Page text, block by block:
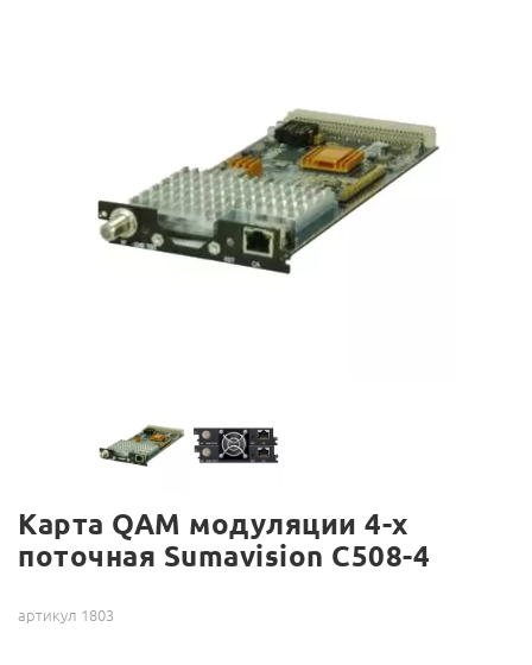
Карта QAM модуляции 4-х
поточная Sumavision C508-4
артикул 1803